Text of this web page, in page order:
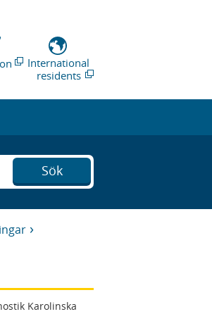
International
residents
Sök
Karolinska